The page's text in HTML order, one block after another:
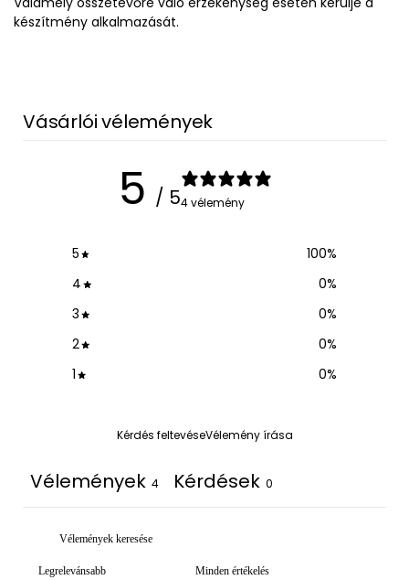
készítmény alkalmazását.
Vásárlói vélemények
5 / 54 vélemény
5 100%
4
0%
3
0%
2
0%
1
0%
Kérdés feltevéseVélemény írása
Vélemények 4 Kérdések 0